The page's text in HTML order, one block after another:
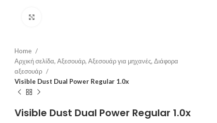
Home
Αρχική σελίδα, Αξεσουάρ, Αξεσουάρ για μηχανές, Διάφορα
αξεσουάρ
Visible Dust Dual Power Regular 1.0x
Visible Dust Dual Power Regular 1.0x